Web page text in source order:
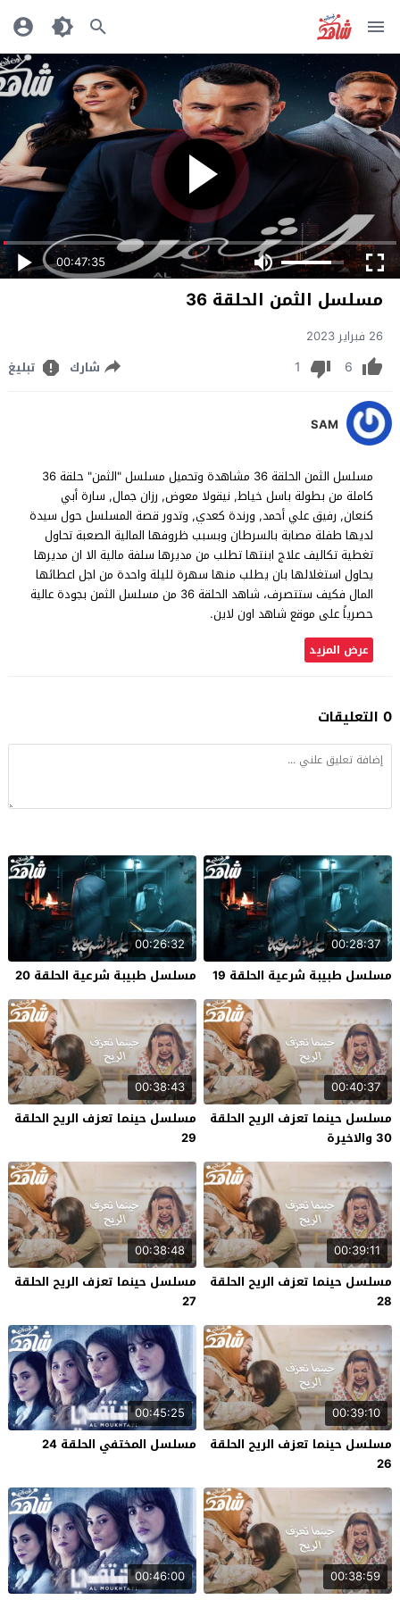
00:47:35
مسلسل الثمن الحلقة 36
26 فبراير 2023
6
1 شارك تبليغ
SAM
مسلسل الثمن الحلقة 36 مشاهدة وتحميل مسلسل "الثمن" حلقة 36
كاملة من بطولة باسل خياط, نيقولا معوض, رزان جمال, سارة أبي
كنعان, رفيق علي أحمد, ورندة كعدي, وتدور قصة المسلسل حول سيدة
لديها طفلة مصابة بالسرطان وبسبب ظروفها المالية الصعبة تحاول
تغطية تكاليف علاج ابنتها تطلب من مديرها سلفة مالية الا ان مديرها
يحاول استغلالها بان يطلب منها سهرة لليلة واحدة من اجل اعطائها
المال فكيف ستتصرف، شاهد الحلقة 36 من مسلسل الثمن بجودة عالية
حصرياً على موقع شاهد اون لاين.
عرض المزيد
0 التعليقات
00:28:37
مسلسل طبيبة شرعية الحلقة 19
00:26:32
مسلسل طبيبة شرعية الحلقة 20
00:40:37
مسلسل حينما تعزف الريح الحلقة
30 والاخيرة
00:38:43
مسلسل حينما تعزف الريح الحلقة
29
00:39:11
مسلسل حينما تعزف الريح الحلقة
28
00:38:48
مسلسل حينما تعزف الريح الحلقة
27
00:39:10
مسلسل حينما تعزف الريح الحلقة
26
00:45:25
مسلسل المختفي الحلقة 24
00:38:59
00:46:00